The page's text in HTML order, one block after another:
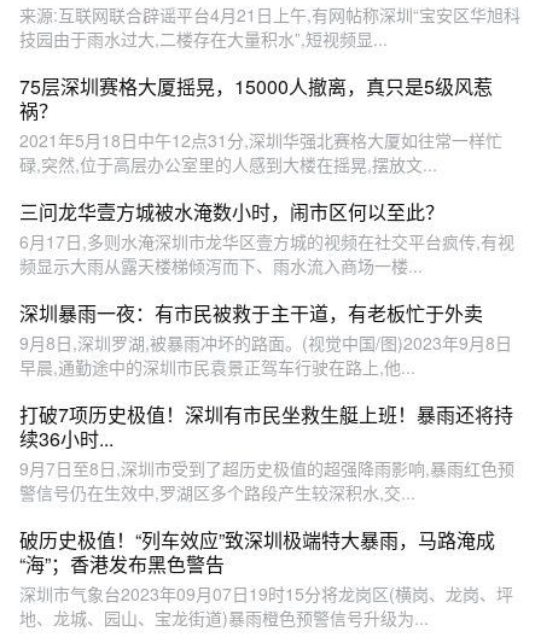
来源:互联网联合辟谣平台4月21日上午,有网帖称深圳“宝安区华旭科
技园由于雨水过大,二楼存在大量积水”,短视频显...
75层深圳赛格大厦摇晃，15000人撤离，真只是5级风惹
祸？
2021年5月18日中午12点31分,深圳华强北赛格大厦如往常一样忙
碌,突然,位于高层办公室里的人感到大楼在摇晃,摆放文...
三问龙华壹方城被水淹数小时，闹市区何以至此？
6月17日,多则水淹深圳市龙华区壹方城的视频在社交平台疯传,有视
频显示大雨从露天楼梯倾泻而下、雨水流入商场一楼...
深圳暴雨一夜：有市民被救于主干道，有老板忙于外卖
9月8日,深圳罗湖,被暴雨冲坏的路面。(视觉中国/图)2023年9月8日
早晨,通勤途中的深圳市民袁景正驾车行驶在路上,他...
打破7项历史极值！深圳有市民坐救生艇上班！暴雨还将持
续36小时...
9月7日至8日,深圳市受到了超历史极值的超强降雨影响,暴雨红色预
警信号仍在生效中,罗湖区多个路段产生较深积水,交...
破历史极值！“列车效应”致深圳极端特大暴雨，马路淹成
“海”；香港发布黑色警告
深圳市气象台2023年09月07日19时15分将龙岗区(横岗、龙岗、坪
地、龙城、园山、宝龙街道)暴雨橙色预警信号升级为...